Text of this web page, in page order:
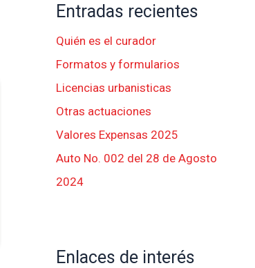
Entradas recientes
Quién es el curador
Formatos y formularios
Licencias urbanisticas
Otras actuaciones
Valores Expensas 2025
Auto No. 002 del 28 de Agosto
2024
Enlaces de interés